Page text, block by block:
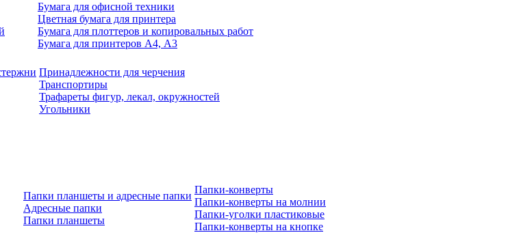
Бумага для офисной техники
Цветная бумага для принтера
Бумага для плоттеров и копировальных работ
Бумага для принтеров А4, А3
Принадлежности для черчения
Транспортиры
Трафареты фигур, лекал, окружностей
Угольники
Папки планшеты и адресные папки
Адресные папки
Папки планшеты
Папки-конверты
Папки-конверты на молнии
Папки-уголки пластиковые
Папки-конверты на кнопке